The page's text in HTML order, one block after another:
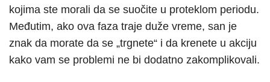
kojima ste morali da se suočite u proteklom periodu.
Međutim, ako ova faza traje duže vreme, san je
znak da morate da se „trgnete“ i da krenete u akciju
kako vam se problemi ne bi dodatno zakomplikovali.